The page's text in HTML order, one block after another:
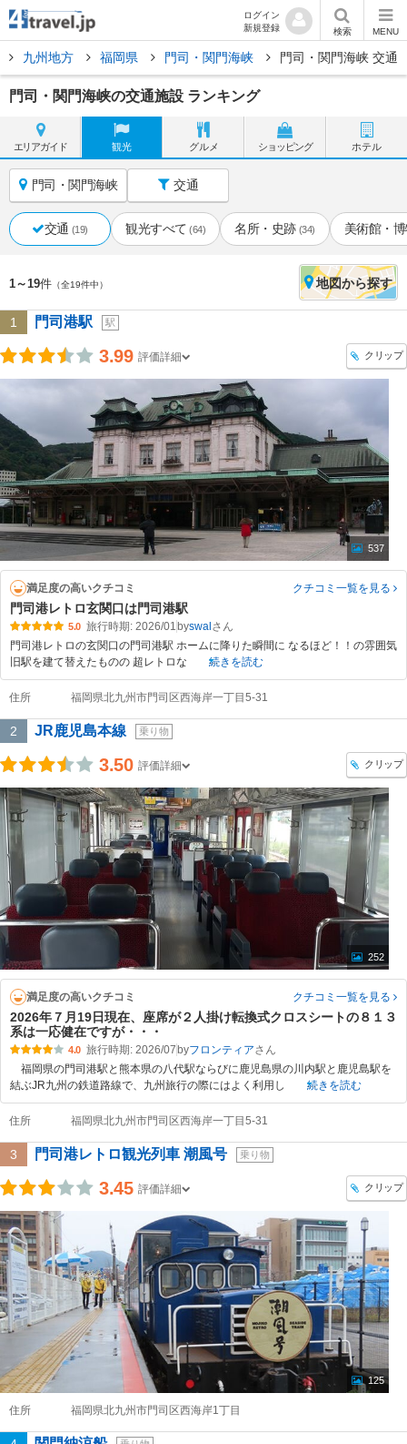
ログイン
新規登録
検索 MENU
九州地方 福岡県 門司・関門海峡 門司・関門海峡 交通
門司・関門海峡の交通施設 ランキング
エリアガイド 観光 グルメ ショッピング ホテル
門司・関門海峡 交通
交通 (19) 観光すべて (64) 名所・史跡 (34) 美術館・
1～19件 （全19件中） 地図から探す
1 門司港駅 駅
3.99 評価詳細 クリップ
537
満足度の高いクチコミ クチコミ一覧を見る
門司港レトロ玄関口は門司港駅
5.0 旅行時期: 2026/01 byswal
門司港レトロの玄関口の門司港駅 ホームに降りた瞬間に なるほど！！の雰囲気
旧駅を建て替えたものの 超レトロな
続きを読む
住所 福岡県北九州市門司区西海岸一丁目5-31
2 JR鹿児島本線 乗り物
3.50 評価詳細 クリップ
252
満足度の高いクチコミ クチコミ一覧を見る
2026年７月19日現在、座席が２人掛け転換式クロスシートの８１３
系は一応健在ですが・・・
4.0 旅行時期: 2026/07 byフロンティア
福岡県の門司港駅と熊本県の八代駅ならびに鹿児島県の川内駅と鹿児島駅を
結ぶJR九州の鉄道路線で、九州旅行の際にはよく利用し
続きを読む
住所 福岡県北九州市門司区西海岸一丁目5-31
3 門司港レトロ観光列車 潮風号 乗り物
3.45 評価詳細 クリップ
125
住所 福岡県北九州市門司区西海岸1丁目